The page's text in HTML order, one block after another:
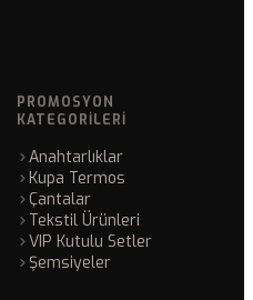
PROMOSYON
KATEGORILERI
Anahtarlıklar
Kupa Termos
Çantalar
Tekstil Ürünleri
VIP Kutulu Setler
Şemsiyeler